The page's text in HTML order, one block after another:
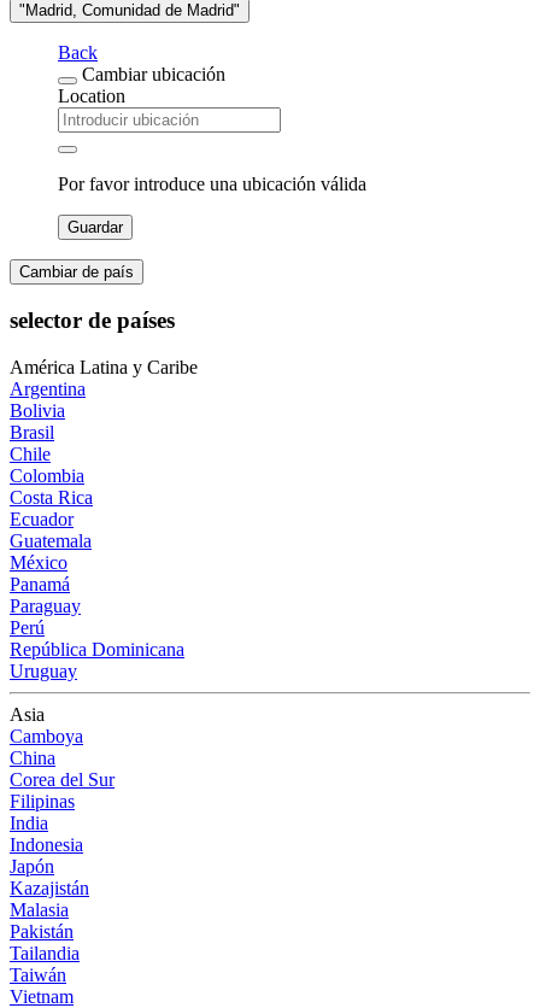
"Madrid, Comunidad de Madrid"
Back
Cambiar ubicación
Location
Por favor introduce una ubicación válida
Guardar
Cambiar de país
selector de países
América Latina y Caribe
Argentina
Bolivia
Brasil
Chile
Colombia
Costa Rica
Ecuador
Guatemala
México
Panamá
Paraguay
Perú
República Dominicana
Uruguay
Asia
Camboya
China
Corea del Sur
Filipinas
India
Indonesia
Japón
Kazajistán
Malasia
Pakistán
Tailandia
Taiwán
Vietnam